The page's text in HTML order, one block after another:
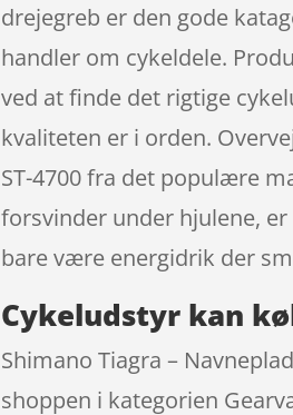
drejegreb er den gode
handler om cykeldele.
ved at finde det rigtige
kvaliteten er i orden.
ST-4700 fra det populære
forsvinder under hjulene,
bare være energidrik der
Cykeludstyr kan
Shimano Tiagra –
shoppen i kategorien